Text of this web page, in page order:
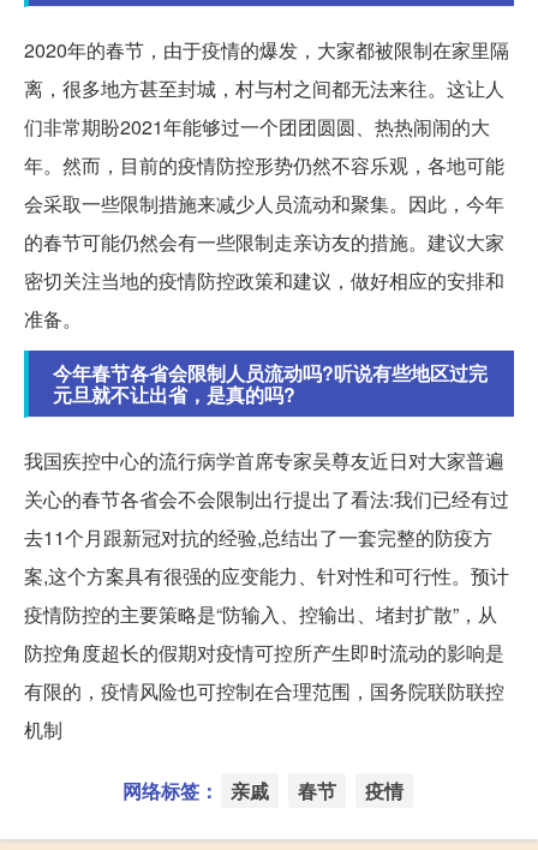
2020年的春节，由于疫情的爆发，大家都被限制在家里隔
离，很多地方甚至封城，村与村之间都无法来往。这让人
们非常期盼2021年能够过一个团团圆圆、热热闹闹的大
年。然而，目前的疫情防控形势仍然不容乐观，各地可能
会采取一些限制措施来减少人员流动和聚集。因此，今年
的春节可能仍然会有一些限制走亲访友的措施。建议大家
密切关注当地的疫情防控政策和建议，做好相应的安排和
准备。
今年春节各省会限制人员流动吗?听说有些地区过完
元旦就不让出省，是真的吗?
我国疾控中心的流行病学首席专家吴尊友近日对大家普遍
关心的春节各省会不会限制出行提出了看法:我们已经有过
去11个月跟新冠对抗的经验,总结出了一套完整的防疫方
案,这个方案具有很强的应变能力、针对性和可行性。预计
疫情防控的主要策略是“防输入、控输出、堵封扩散”，从
防控角度超长的假期对疫情可控所产生即时流动的影响是
有限的，疫情风险也可控制在合理范围，国务院联防联控
机制
网络标签： 亲戚 春节 疫情